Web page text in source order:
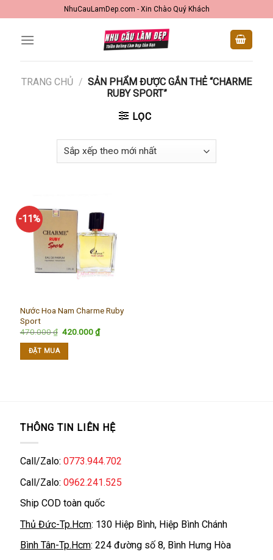
to
content
NhuCauLamDep.com - Xin Chào Quý Khách
TRANG CHỦ / SẢN PHẨM ĐƯỢC GẮN THẺ “CHARME
RUBY SPORT”
LỌC
-11%
Nước Hoa Nam Charme Ruby
Sport
470.000₫ Giá
420.000₫Giá
hiện
ĐẶT MUA
THÔNG TIN LIÊN HỆ
Call/Zalo: 0773.944.702
Call/Zalo: 0962.241.525
Ship COD toàn quốc
Thủ Đức-Tp.Hcm: 130 Hiệp Bình, Hiệp Bình Chánh
Bình Tân-Tp.Hcm: 224 đường số 8, Bình Hưng Hòa